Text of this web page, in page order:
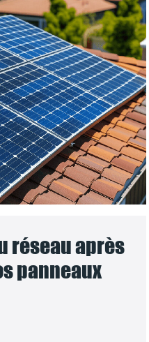
réseau après
panneaux